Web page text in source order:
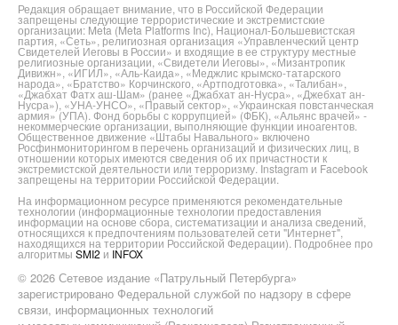
Редакция обращает внимание, что в Российской Федерации
запрещены следующие террористические и экстремистские
организации: Meta (Meta Platforms Inc), Национал-Большевистская
партия, «Сеть», религиозная организация «Управленческий центр
Свидетелей Иеговы в России» и входящие в ее структуру местные
религиозные организации, «Свидетели Иеговы», «Мизантропик
Дивижн», «ИГИЛ», «Аль-Каида», «Меджлис крымско-татарского
народа», «Братство» Корчинского, «Артподготовка», «Талибан»,
«Джабхат Фатх аш-Шам» (ранее «Джабхат ан-Нусра», «Джебхат ан-
Нусра»), «УНА-УНСО», «Правый сектор», «Украинская повстанческая
армия» (УПА). Фонд борьбы с коррупцией» (ФБК), «Альянс врачей» -
некоммерческие организации, выполняющие функции иноагентов.
Общественное движение «Штабы Навального» включено
Росфинмониторингом в перечень организаций и физических лиц, в
отношении которых имеются сведения об их причастности к
экстремистской деятельности или терроризму. Instagram и Facebook
запрещены на территории Российской Федерации.
На информационном ресурсе применяются рекомендательные
технологии (информационные технологии предоставления
информации на основе сбора, систематизации и анализа сведений,
относящихся к предпочтениям пользователей сети "Интернет",
находящихся на территории Российской Федерации). Подробнее про
алгоритмы SMI2 и INFOX
© 2026 Сетевое издание «Патрульный Петербурга»
зарегистрировано Федеральной службой по надзору в сфере
связи, информационных технологий